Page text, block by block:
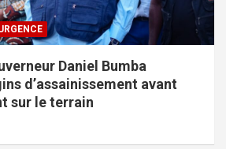
Daniel Bumba
d’assainissement avant
sur le terrain